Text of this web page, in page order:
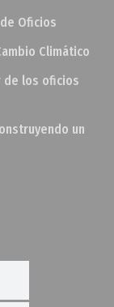
Oficios
Climático
de los oficios
un